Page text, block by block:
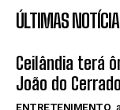
ÚLTIMAS
Ceilândia terá
João do Cerrado
ENTRETENIMENTO